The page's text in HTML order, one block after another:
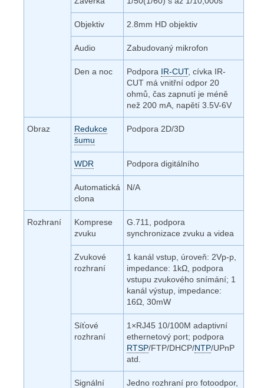
Objektiv 2.8mm HD objektiv
Audio Zabudovaný mikrofon
Den a noc Podpora IR-CUT, cívka IR-
CUT má vnitřní odpor 20
ohmů, čas zapnutí je méně
než 200 mA, napětí 3.5V-6V
Obraz
Redukce
šumu
Podpora 2D/3D
WDR Podpora digitálního
Automatická
clona
N/A
Rozhraní
Komprese
zvuku
G.711, podpora
synchronizace zvuku a videa
Zvukové
rozhraní
1 kanál vstup, úroveň: 2Vp-p,
impedance: 1kΩ, podpora
vstupu zvukového snímání; 1
kanál výstup, impedance:
16Ω, 30mW
Síťové
rozhraní
1×RJ45 10/100M adaptivní
ethernetový port; podpora
RTSP/FTP/DHCP/NTP/UPnP
atd.
Signální
Jedno rozhraní pro fotoodpor,